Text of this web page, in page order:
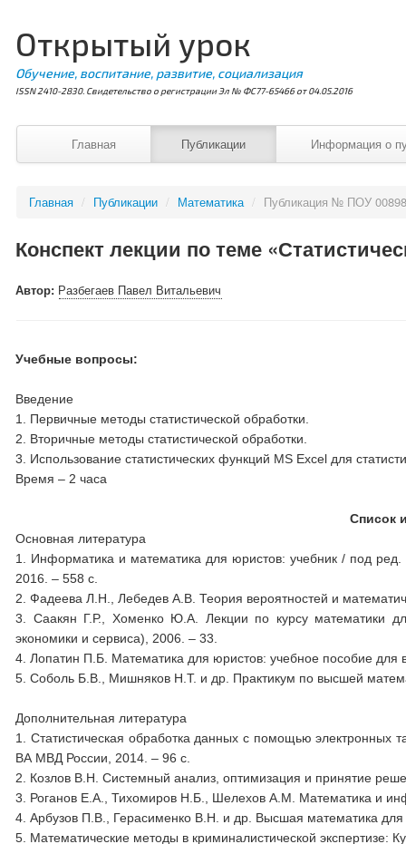
Открытый урок
Обучение, воспитание, развитие, социализация
ISSN 2410-2830. Свидетельство о регистрации Эл № ФС77-65466 от 04.05.2016
Главная Публикации Информация о
Главная / Публикации / Математика / Публикация № ПОУ
Конспект лекции по теме
Автор: Разбегаев Павел Витальевич
Учебные вопросы:
Введение
1. Первичные методы статистической обработки.
2. Вторичные методы статистической обработки.
3. Использование статистических функций MS Excel для
Время – 2 часа
Список
Основная литература
1. Информатика и математика для юристов: учебник / под
2016. ‒ 558 с.
2. Фадеева Л.Н., Лебедев А.В. Теория вероятностей и
3. Саакян Г.Р., Хоменко Ю.А. Лекции по курсу математики
экономики и сервиса), 2006. – 33.
4. Лопатин П.Б. Математика для юристов: учебное пособие для
5. Соболь Б.В., Мишняков Н.Т. и др. Практикум по высшей
Дополнительная литература
1. Статистическая обработка данных с помощью электронных
ВА МВД России, 2014. – 96 с.
2. Козлов В.Н. Системный анализ, оптимизация и принятие
3. Роганов Е.А., Тихомиров Н.Б., Шелехов А.М. Математика и
4. Арбузов П.В., Герасименко В.Н. и др. Высшая математика
5. Математические методы в криминалистической экспертизе: